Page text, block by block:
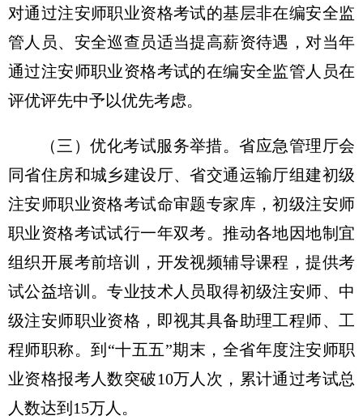
对通过注安师职业资格考试的基层非在编安全监
管人员、安全巡查员适当提高薪资待遇，对当年
通过注安师职业资格考试的在编安全监管人员在
评优评先中予以优先考虑。
（三）优化考试服务举措。省应急管理厅会
同省住房和城乡建设厅、省交通运输厅组建初级
注安师职业资格考试命审题专家库，初级注安师
职业资格考试试行一年双考。推动各地因地制宜
组织开展考前培训，开发视频辅导课程，提供考
试公益培训。专业技术人员取得初级注安师、中
级注安师职业资格，即视其具备助理工程师、工
程师职称。到“十五五”期末，全省年度注安师职
业资格报考人数突破10万人次，累计通过考试总
人数达到15万人。